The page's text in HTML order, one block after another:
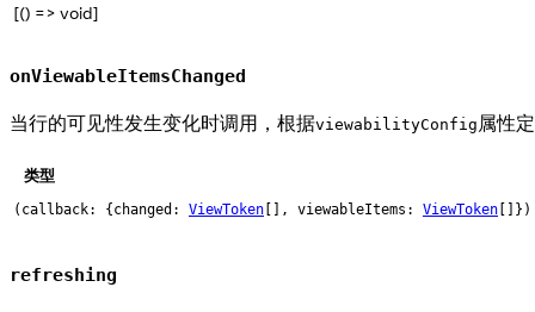
[() => void]
onViewableItemsChanged
当行的可见性发生变化时调用，根据viewabilityConfig 属性
类型
(callback: {changed: ViewToken [], viewableItems: ViewToken []})
refreshing